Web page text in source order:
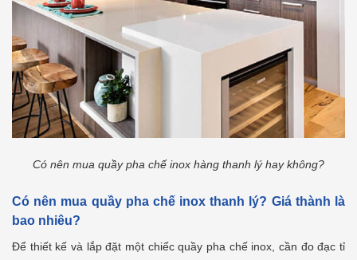
Có nên mua quầy pha chế inox hàng thanh lý hay không?
Có nên mua quầy pha chế inox thanh lý? Giá thành là
bao nhiêu?
Để thiết kế và lắp đặt một chiếc quầy pha chế inox, cần đo đạc tỉ